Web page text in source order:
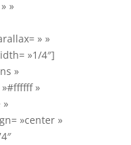
»
» »
»1/4″]
»
»
»center »